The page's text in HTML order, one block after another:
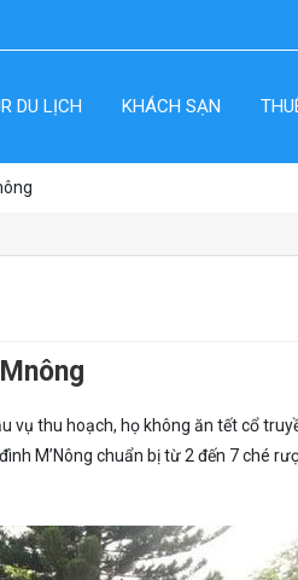
DU LỊCH KHÁCH SẠN
vụ thu hoạch, họ không ăn tết cổ
M’Nông chuẩn bị từ 2 đến 7 ché